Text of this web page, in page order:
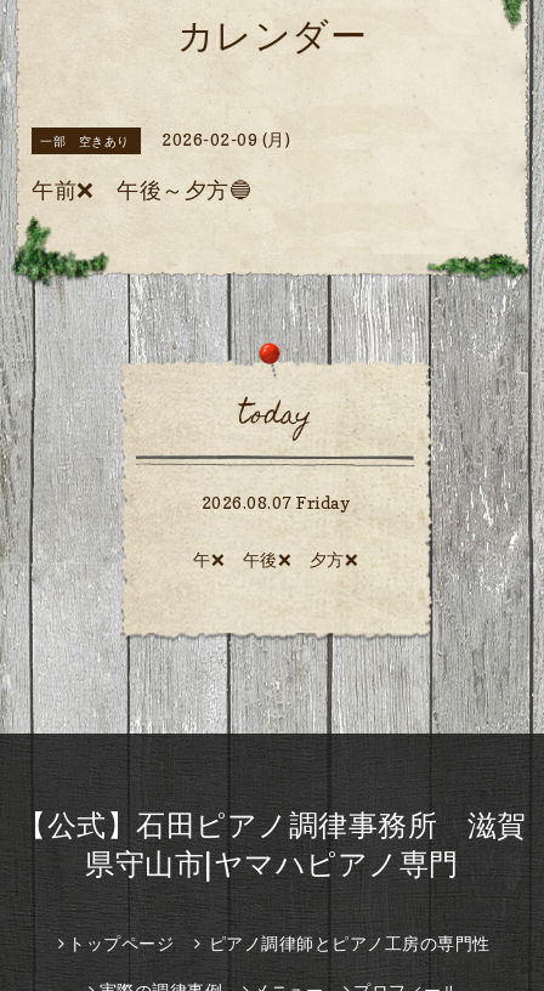
カレンダー
一部 空きあり 2026-02-09 (月)
午前❌ 午後～夕方🔵
today
2026.08.07 Friday
午❌ 午後❌ 夕方❌️
【公式】石田ピアノ調律事務所 滋賀
県守山市|ヤマハピアノ専門
トップページ ピアノ調律師とピアノ工房の専門性